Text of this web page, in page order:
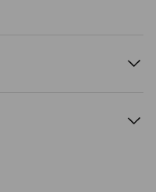
Монталя, его